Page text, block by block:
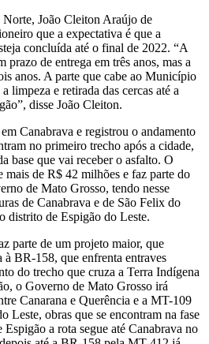
João Cleiton Araújo de
que a expectativa é que a
concluída até o final de 2022. “A
prazo de entrega em três anos, mas a
anos. A parte que cabe ao Município
limpeza e retirada das cercas até a
disse João Cleiton.
Canabrava e registrou o andamento
no primeiro trecho após a cidade,
base que vai receber o asfalto. O
mais de R$ 42 milhões e faz parte do
de Mato Grosso, tendo nesse
de Canabrava e de São Felix do
distrito de Espigão do Leste.
parte de um projeto maior, que
à BR-158, que enfrenta entraves
do trecho que cruza a Terra Indígena
o Governo de Mato Grosso irá
Canarana e Querência e a MT-109
Leste, obras que se encontram na fase
a rota segue até Canabrava no